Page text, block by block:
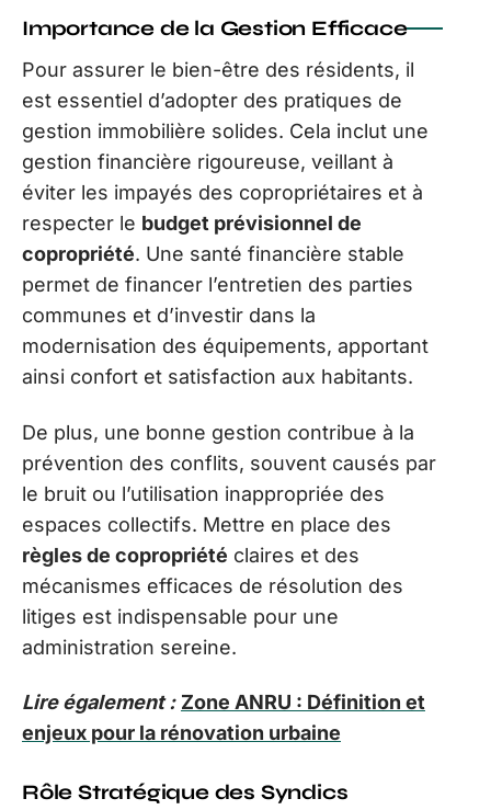
Importance de la Gestion Efficace
Pour assurer le bien-être des résidents, il
est essentiel d’adopter des pratiques de
gestion immobilière solides. Cela inclut une
gestion financière rigoureuse, veillant à
éviter les impayés des copropriétaires et à
respecter le budget prévisionnel de
copropriété. Une santé financière stable
permet de financer l’entretien des parties
communes et d’investir dans la
modernisation des équipements, apportant
ainsi confort et satisfaction aux habitants.
De plus, une bonne gestion contribue à la
prévention des conflits, souvent causés par
le bruit ou l’utilisation inappropriée des
espaces collectifs. Mettre en place des
règles de copropriété claires et des
mécanismes efficaces de résolution des
litiges est indispensable pour une
administration sereine.
Lire également : Zone ANRU : Définition et
enjeux pour la rénovation urbaine
Rôle Stratégique des Syndics